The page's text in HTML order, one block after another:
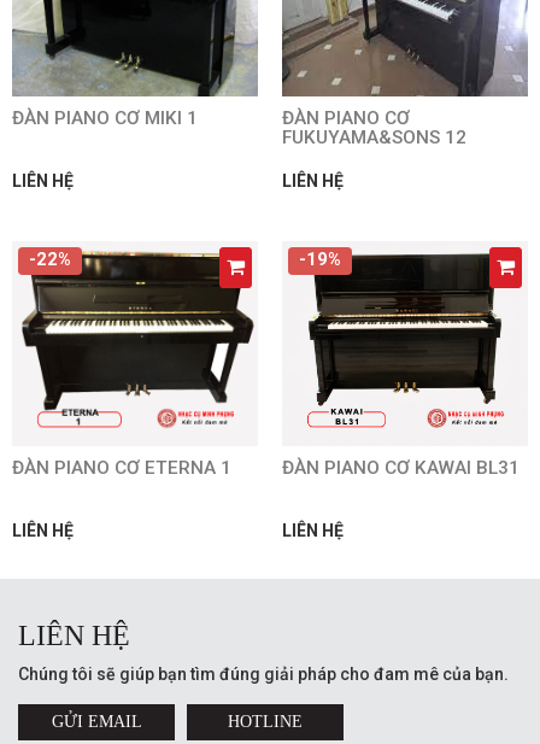
ĐÀN PIANO CƠ MIKI 1
LIÊN HỆ
ĐÀN PIANO CƠ
FUKUYAMA&SONS 12
LIÊN HỆ
-22%
ĐÀN PIANO CƠ ETERNA 1
LIÊN HỆ
-19%
ĐÀN PIANO CƠ KAWAI BL31
LIÊN HỆ
LIÊN HỆ
Chúng tôi sẽ giúp bạn tìm đúng giải pháp cho đam mê của bạn.
GỬI EMAIL HOTLINE